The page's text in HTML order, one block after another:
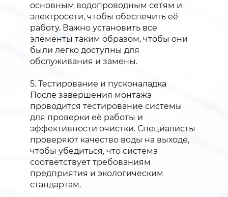
основным водопроводным сетям и
электросети, чтобы обеспечить её
работу. Важно установить все
элементы таким образом, чтобы они
были легко доступны для
обслуживания и замены.
5. Тестирование и пусконаладка
После завершения монтажа
проводится тестирование системы
для проверки её работы и
эффективности очистки. Специалисты
проверяют качество воды на выходе,
чтобы убедиться, что система
соответствует требованиям
предприятия и экологическим
стандартам.